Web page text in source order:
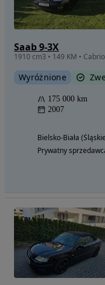
Saab 9-3X
1910 cm3 • 149 KM •
Wyróżnione
175 000 km
2007
Bielsko-Biała
Prywatny